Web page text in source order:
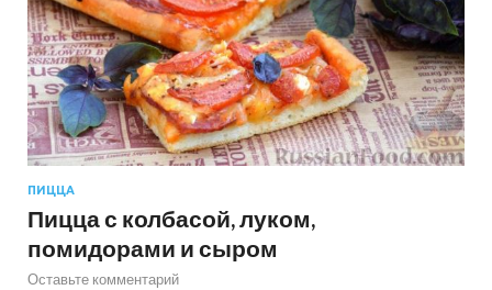
ПИЦЦА
Пицца с колбасой, луком,
помидорами и сыром
Оставьте комментарий